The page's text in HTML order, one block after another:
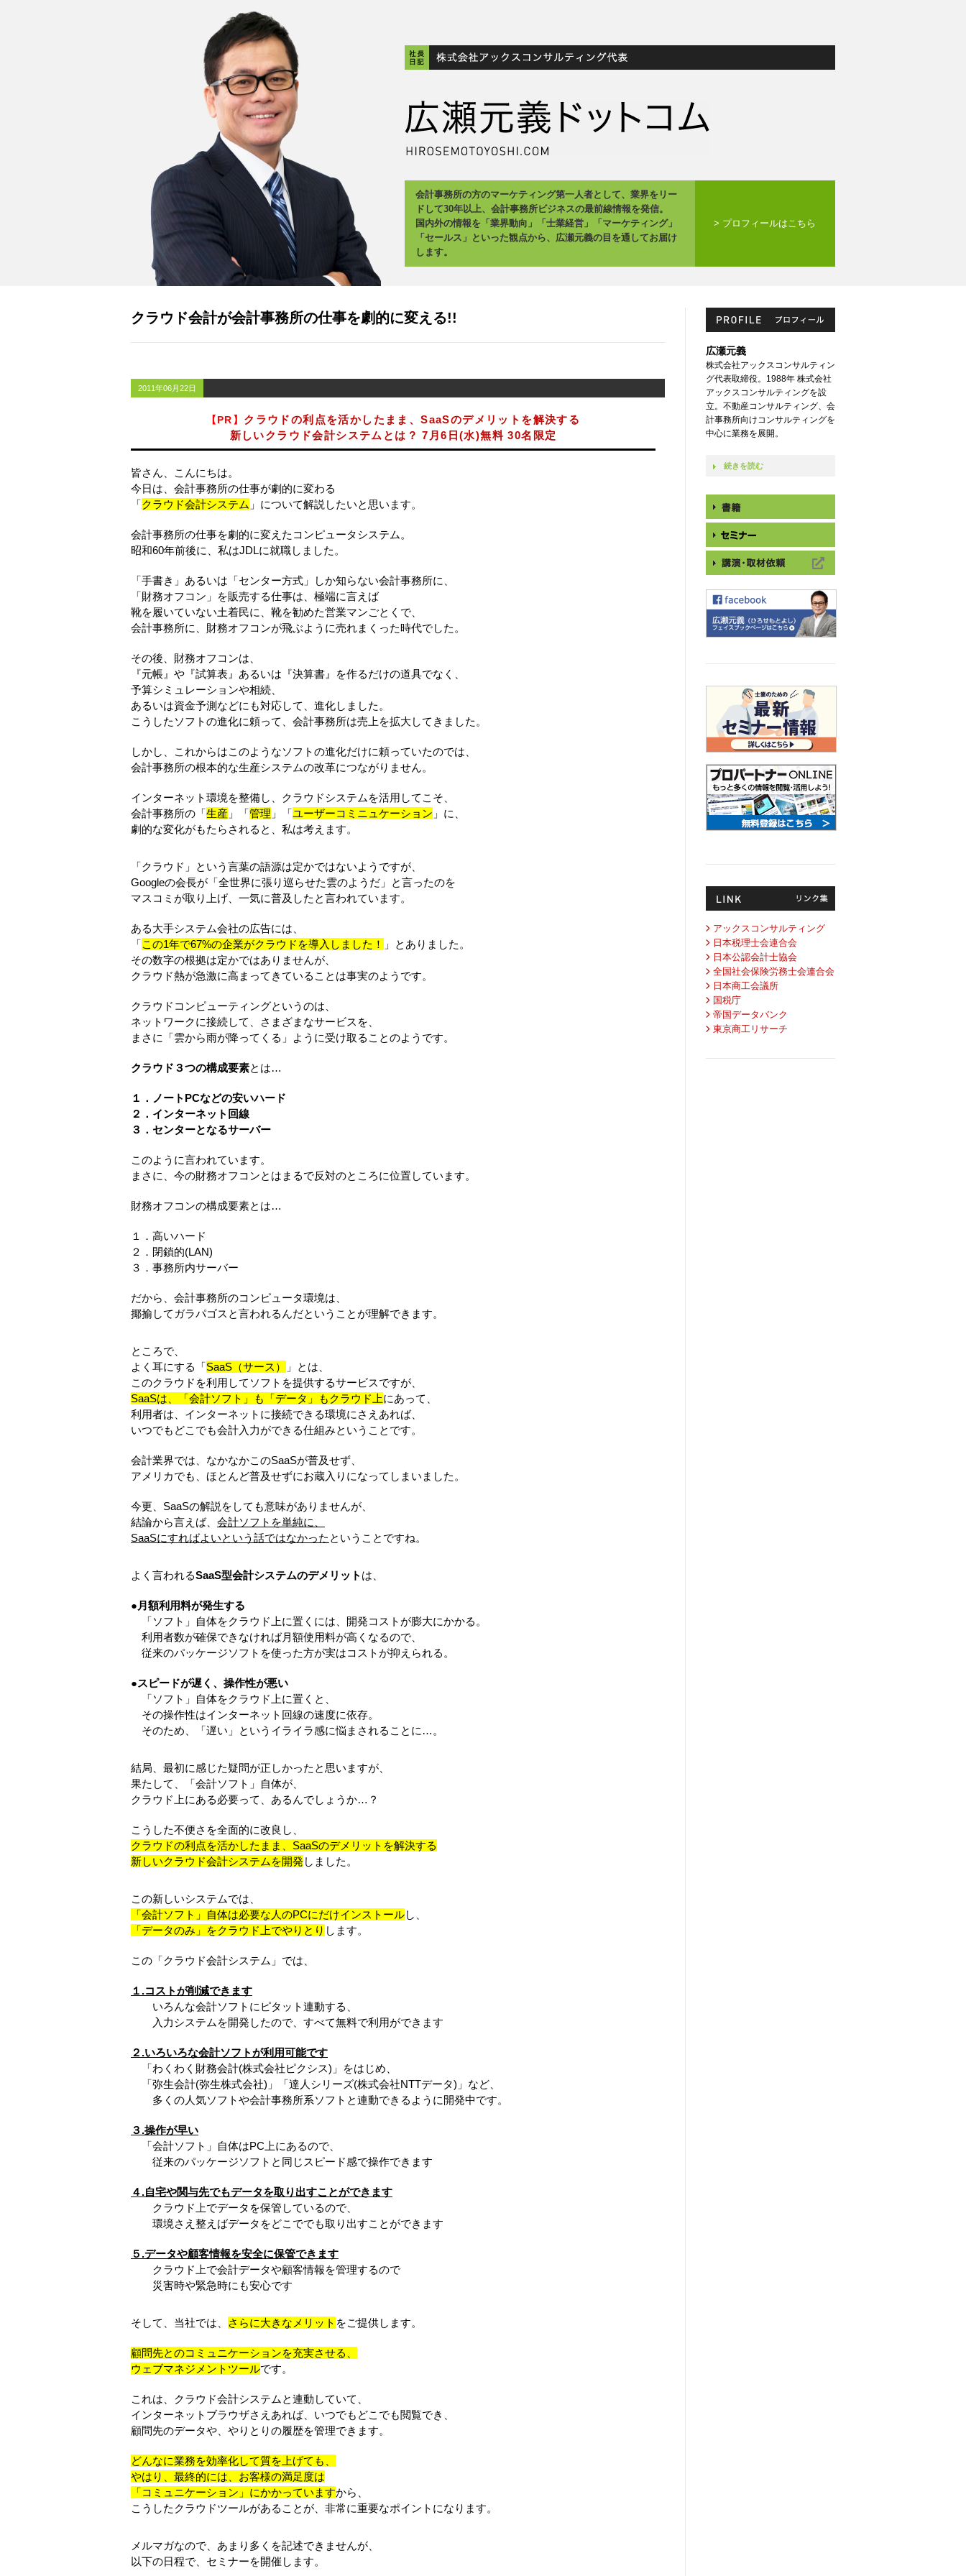
会計事務所の方のマーケティング第一人者として、業界をリー
ドして30年以上、会計事務所ビジネスの最前線情報を発信。
国内外の情報を「業界動向」「士業経営」「マーケティング」
「セールス」といった観点から、広瀬元義の目を通してお届け
します。
> プロフィールはこちら
クラウド会計が会計事務所の仕事を劇的に変える!!
2011年06月22日
【PR】 クラウドの利点を活かしたまま、SaaSのデメリットを解決する
新しいクラウド会計システムとは？ 7月6日(水)無料 30名限定
皆さん、こんにちは。
今日は、会計事務所の仕事が劇的に変わる
「クラウド会計システム 」について解説したいと思います。
会計事務所の仕事を劇的に変えたコンピュータシステム。
昭和60年前後に、私はJDLに就職しました。
「手書き」あるいは「センター方式」しか知らない会計事務所に、
「財務オフコン」を販売する仕事は、極端に言えば
靴を履いていない土着民に、靴を勧めた営業マンごとくで、
会計事務所に、財務オフコンが飛ぶように売れまくった時代でした。
その後、財務オフコンは、
『元帳』や『試算表』あるいは『決算書』を作るだけの道具でなく、
予算シミュレーションや相続、
あるいは資金予測などにも対応して、進化しました。
こうしたソフトの進化に頼って、会計事務所は売上を拡大してきました。
しかし、これからはこのようなソフトの進化だけに頼っていたのでは、
会計事務所の根本的な生産システムの改革につながりません。
インターネット環境を整備し、クラウドシステムを活用してこそ、
会計事務所の「生産 」「管理 」「ユーザーコミニュケーション 」に、
劇的な変化がもたらされると、私は考えます。
「クラウド」という言葉の語源は定かではないようですが、
Googleの会長が「全世界に張り巡らせた雲のようだ」と言ったのを
マスコミが取り上げ、一気に普及したと言われています。
ある大手システム会社の広告には、
「この1年で67%の企業がクラウドを導入しました！
」とありました。
その数字の根拠は定かではありませんが、
クラウド熱が急激に高まってきていることは事実のようです。
クラウドコンピューティングというのは、
ネットワークに接続して、さまざまなサービスを、
まさに「雲から雨が降ってくる」ように受け取ることのようです。
クラウド３つの構成要素とは…
１．ノートPCなどの安いハード
２．インターネット回線
３．センターとなるサーバー
このように言われています。
まさに、今の財務オフコンとはまるで反対のところに位置しています。
財務オフコンの構成要素とは…
１．高いハード
２．閉鎖的(LAN)
３．事務所内サーバー
だから、会計事務所のコンピュータ環境は、
揶揄してガラパゴスと言われるんだということが理解できます。
ところで、
よく耳にする「SaaS（サース）
」とは、
このクラウドを利用してソフトを提供するサービスですが、
SaaSは、「会計ソフト」も「データ」もクラウド上にあって、
利用者は、インターネットに接続できる環境にさえあれば、
いつでもどこでも会計入力ができる仕組みということです。
会計業界では、なかなかこのSaaSが普及せず、
アメリカでも、ほとんど普及せずにお蔵入りになってしまいました。
今更、SaaSの解説をしても意味がありませんが、
結論から言えば、 会計ソフトを単純に、
SaaSにすればよいという話ではなかった ということですね。
よく言われるSaaS型会計システムのデメリット は、
●月額利用料が発生する
「ソフト」自体をクラウド上に置くには、開発コストが膨大にかかる。
利用者数が確保できなければ月額使用料が高くなるので、
従来のパッケージソフトを使った方が実はコストが抑えられる。
●スピードが遅く、操作性が悪い
「ソフト」自体をクラウド上に置くと、
その操作性はインターネット回線の速度に依存。
そのため、「遅い」というイライラ感に悩まされることに…。
結局、最初に感じた疑問が正しかったと思いますが、
果たして、「会計ソフト」自体が、
クラウド上にある必要って、あるんでしょうか…？
こうした不便さを全面的に改良し、
クラウドの利点を活かしたまま、SaaSのデメリットを解決する
新しいクラウド会計システムを開発 しました。
この新しいシステムでは、
「会計ソフト」自体は必要な人のPCにだけインストールし、
「データのみ」をクラウド上でやりとり します。
この「クラウド会計システム」では、
１.コストが削減できます
いろんな会計ソフトにピタット連動する、
入力システムを開発したので、すべて無料で利用ができます
２.いろいろな会計ソフトが利用可能です
「わくわく財務会計(株式会社ピクシス)」をはじめ、
「弥生会計(弥生株式会社)」「達人シリーズ(株式会社NTTデータ)」など、
多くの人気ソフトや会計事務所系ソフトと連動できるように開発中です。
３.操作が早い
「会計ソフト」自体はPC上にあるので、
従来のパッケージソフトと同じスピード感で操作できます
４.自宅や関与先でもデータを取り出すことができます
クラウド上でデータを保管しているので、
環境さえ整えばデータをどこででも取り出すことができます
５.データや顧客情報を安全に保管できます
クラウド上で会計データや顧客情報を管理するので
災害時や緊急時にも安心です
そして、当社では、 さらに大きなメリット をご提供します。
顧問先とのコミュニケーションを充実させる、
ウェブマネジメントツールです。
これは、クラウド会計システムと連動していて、
インターネットブラウザさえあれば、いつでもどこでも閲覧でき、
顧問先のデータや、やりとりの履歴を管理できます。
どんなに業務を効率化して質を上げても、
やはり、最終的には、お客様の満足度は
「コミュニケーション」にかかっていますから、
こうしたクラウドツールがあることが、非常に重要なポイントになります。
メルマガなので、あまり多くを記述できませんが、
以下の日程で、セミナーを開催します。
広瀬元義
株式会社アックスコンサルティン
グ代表取締役。1988年 株式会社
アックスコンサルティングを設
立。不動産コンサルティング、会
計事務所向けコンサルティングを
中心に業務を展開。
続きを読む
アックスコンサルティング
日本税理士会連合会
日本公認会計士協会
全国社会保険労務士会連合会
日本商工会議所
国税庁
帝国データバンク
東京商工リサーチ